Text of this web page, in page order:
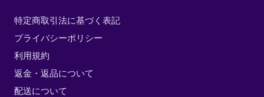
特定商取引法に基づく表記
プライバシーポリシー
利用規約
返金・返品について
配送について